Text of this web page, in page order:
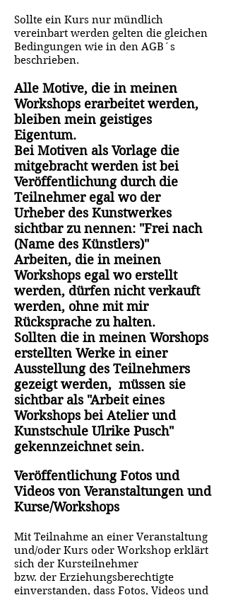
Sollte ein Kurs nur mündlich
vereinbart werden gelten die gleichen
Bedingungen wie in den AGB´s
beschrieben.
Alle Motive, die in meinen
Workshops erarbeitet werden,
bleiben mein geistiges
Eigentum.
Bei Motiven als Vorlage die
mitgebracht werden ist bei
Veröffentlichung durch die
Teilnehmer egal wo der
Urheber des Kunstwerkes
sichtbar zu nennen: "Frei nach
(Name des Künstlers)"
Arbeiten, die in meinen
Workshops egal wo erstellt
werden, dürfen nicht verkauft
werden, ohne mit mir
Rücksprache zu halten.
Sollten die in meinen Worshops
erstellten Werke in einer
Ausstellung des Teilnehmers
gezeigt werden, müssen sie
sichtbar als "Arbeit eines
Workshops bei Atelier und
Kunstschule Ulrike Pusch"
gekennzeichnet sein.
Veröffentlichung Fotos und
Videos von Veranstaltungen und
Kurse/Workshops
Mit Teilnahme an einer Veranstaltung
und/oder Kurs oder Workshop erklärt
sich der Kursteilnehmer
bzw. der Erziehungsberechtigte
einverstanden, dass Fotos, Videos und